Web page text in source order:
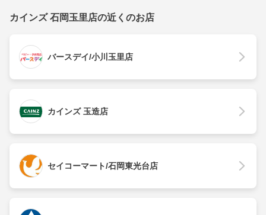
カインズ 石岡玉里店の近くのお店
バースデイ/小川玉里店
カインズ 玉造店
セイコーマート/石岡東光台店